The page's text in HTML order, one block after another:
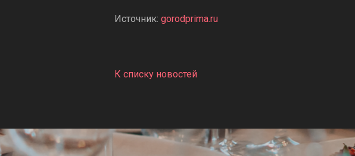
Источник: gorodprima.ru
К списку новостей